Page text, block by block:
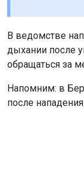
В ведомстве
дыхании после
обращаться за
Напомним: в
после